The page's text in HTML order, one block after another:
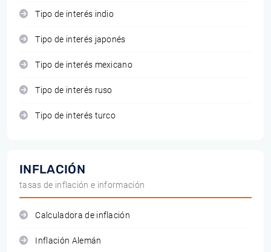
Tipo de interés indio
Tipo de interés japonés
Tipo de interés mexicano
Tipo de interés ruso
Tipo de interés turco
INFLACIÓN
tasas de inflación e información
Calculadora de inflación
Inflación Alemán